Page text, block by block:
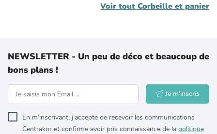
Voir tout Corbeille et panier
NEWSLETTER - Un peu de déco et beaucoup de
bons plans !
Je m'inscris
En m’inscrivant, j’accepte de recevoir les communications
Centrakor et confirme avoir pris connaissance de la politique